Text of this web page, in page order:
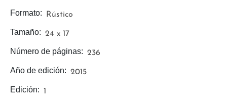
Edición: 1
Año de edición: 2015
Número de páginas: 236
Tamaño: 24 x 17
Formato: Rústico